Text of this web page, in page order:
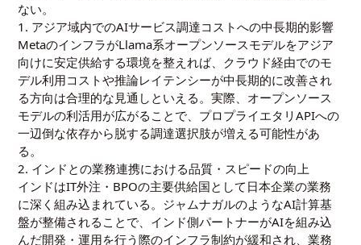
ない。
1. アジア域内でのAIサービス調達コストへの中長期的影響
MetaのインフラがLlama系オープンソースモデルをアジア
向けに安定供給する環境を整えれば、クラウド経由でのモ
デル利用コストや推論レイテンシーが中長期的に改善され
る方向は合理的な見通しといえる。実際、オープンソース
モデルの利活用が広がることで、プロプライエタリAPIへの
一辺倒な依存から脱する調達選択肢が増える可能性があ
る。
2. インドとの業務連携における品質・スピードの向上
インドはIT外注・BPOの主要供給国として日本企業の業務
に深く組み込まれている。ジャムナガルのようなAI計算基
盤が整備されることで、インド側パートナーがAIを組み込
んだ開発・運用を行う際のインフラ制約が緩和され、業務